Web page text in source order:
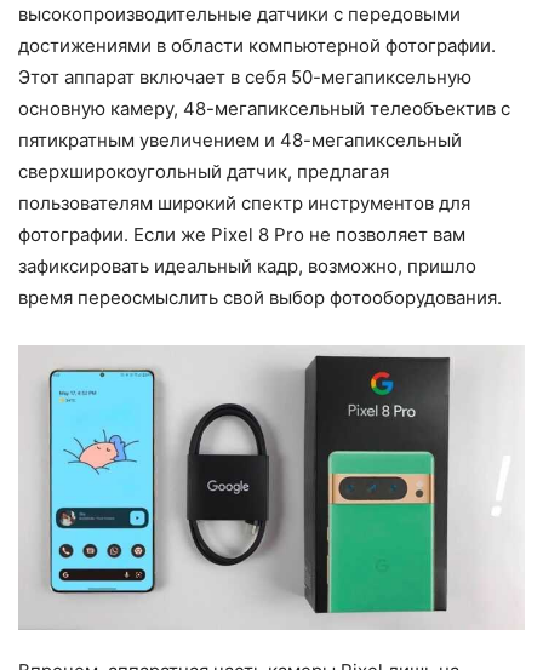
высокопроизводительные датчики с передовыми
достижениями в области компьютерной фотографии.
Этот аппарат включает в себя 50-мегапиксельную
основную камеру, 48-мегапиксельный телеобъектив с
пятикратным увеличением и 48-мегапиксельный
сверхширокоугольный датчик, предлагая
пользователям широкий спектр инструментов для
фотографии. Если же Pixel 8 Pro не позволяет вам
зафиксировать идеальный кадр, возможно, пришло
время переосмыслить свой выбор фотооборудования.